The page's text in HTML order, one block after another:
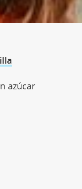
azúcar